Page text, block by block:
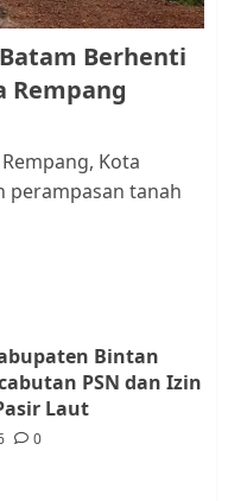
jadi Penghubung
dan Masyarakat di
RT/RW
Ajukan
Wali Kota
Berhenti
Rempang
Rempang, Kota
perampasan tanah
Bintan
PSN dan Izin
Laut
0